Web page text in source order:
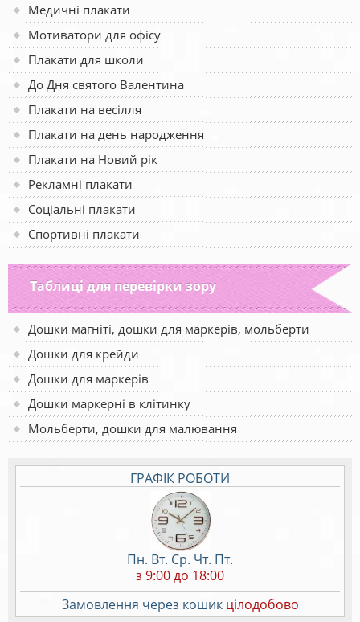
Медичні плакати
Мотиватори для офісу
Плакати для школи
До Дня святого Валентина
Плакати на весілля
Плакати на день народження
Плакати на Новий рік
Рекламні плакати
Соціальні плакати
Спортивні плакати
Таблиці для перевірки зору
Дошки магніті, дошки для маркерів, мольберти
Дошки для крейди
Дошки для маркерів
Дошки маркерні в клітинку
Мольберти, дошки для малювання
ГРАФІК РОБОТИ
Пн. Вт. Ср. Чт. Пт.
з 9:00 до 18:00
Замовлення через кошик цілодобово